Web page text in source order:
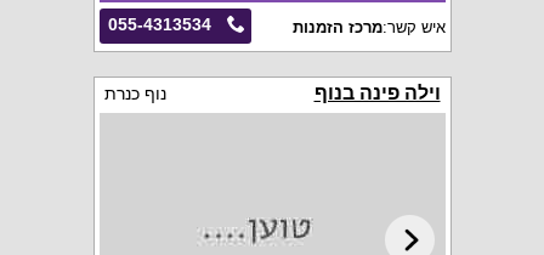
055-4313534 איש קשר:מרכז הזמנות
וילה פינה בנוף נוף כנרת